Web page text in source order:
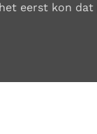
eerst kon dat